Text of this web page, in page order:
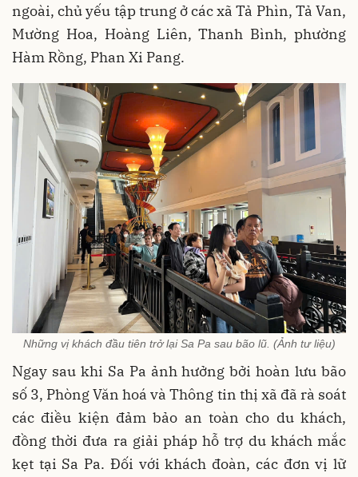
ngoài, chủ yếu tập trung ở các xã Tả Phìn, Tả Van,
Mường Hoa, Hoàng Liên, Thanh Bình, phường
Hàm Rồng, Phan Xi Pang.
Những vị khách đầu tiên trở lại Sa Pa sau bão lũ. (Ảnh tư liệu)
Ngay sau khi Sa Pa ảnh hưởng bởi hoàn lưu bão
số 3, Phòng Văn hoá và Thông tin thị xã đã rà soát
các điều kiện đảm bảo an toàn cho du khách,
đồng thời đưa ra giải pháp hỗ trợ du khách mắc
kẹt tại Sa Pa. Đối với khách đoàn, các đơn vị lữ